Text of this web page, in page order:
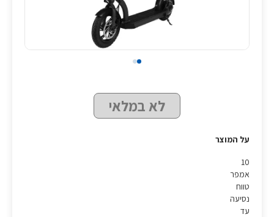
לא במלאי
על המוצר
10
אמפר
טווח
נסיעה
עד